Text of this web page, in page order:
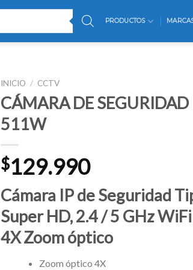
PRODUCTOS
INICIO / CCTV
CÁMARA DE SEGURIDAD
511W
$129.990
Cámara IP de Seguridad
Super HD, 2.4 / 5 GHz WiFi
4X Zoom óptico
Zoom óptico 4X